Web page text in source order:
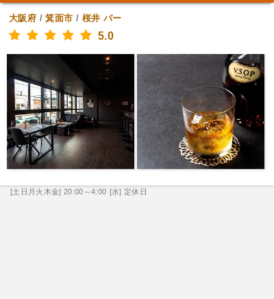
大阪府 /箕面市 / 桜井 バー
5.0
[土日月火木金] 20:00～4:00 [水] 定休日